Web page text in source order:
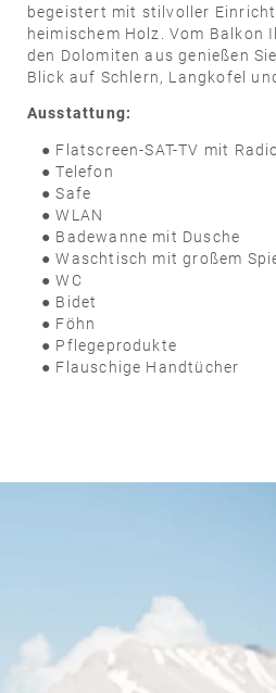
begeistert mit stilvoller
heimischem Holz. Vom Balkon
den Dolomiten aus genießen
Blick auf Schlern, Langkofel
Ausstattung:
Flatscreen-SAT-TV mit
Telefon
Safe
WLAN
Badewanne mit Dusche
Waschtisch mit großem
WC
Bidet
Föhn
Pflegeprodukte
Flauschige Handtücher